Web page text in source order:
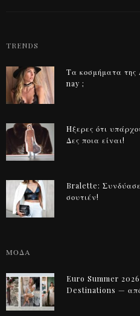
TRENDS
Τα κοσμήματα της
nay ;
Ήξερες ότι
Δες ποια είναι!
Bralette:
σουτιέν!
ΜΟΔΑ
Euro Summer
Destinations —